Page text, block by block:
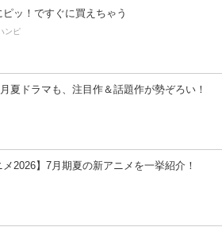
ピッ！ですぐに買えちゃう
ンピ
夏ドラマも、注目作＆話題作が勢ぞろい！
メ2026】7月期夏の新アニメを一挙紹介！